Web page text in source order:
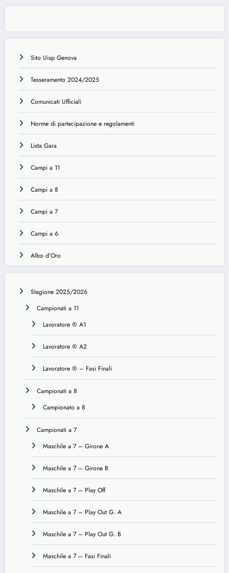
Sito Uisp Genova
Tesseramento 2024/2025
Comunicati Ufficiali
Norme di partecipazione e regolamenti
Lista Gara
Campi a 11
Campi a 8
Campi a 7
Campi a 6
Albo d’Oro
Stagione 2025/2026
Campionati a 11
Lavoratore ® A1
Lavoratore ® A2
Lavoratore ® – Fasi Finali
Campionati a 8
Campionato a 8
Campionati a 7
Maschile a 7 – Girone A
Maschile a 7 – Girone B
Maschile a 7 – Play Off
Maschile a 7 – Play Out G. A
Maschile a 7 – Play Out G. B
Maschile a 7 – Fasi Finali